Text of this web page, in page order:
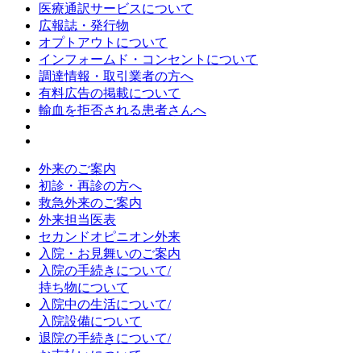
医療通訳サービスについて
広報誌・発行物
オプトアウトについて
インフォームド・コンセントについて
調達情報・取引業者の方へ
有料広告の掲載について
輸血を拒否される患者さんへ
外来のご案内
初診・再診の方へ
救急外来のご案内
外来担当医表
セカンドオピニオン外来
入院・お見舞いのご案内
入院の手続きについて/
持ち物について
入院中の生活について/
入院設備について
退院の手続きについて/